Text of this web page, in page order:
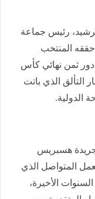
رئيس جماعة
حققه المنتخب
ثمن نهائي كأس
التألق الذي باتت
الدولية.
هسبريس
المتواصل الذي
الأخيرة،